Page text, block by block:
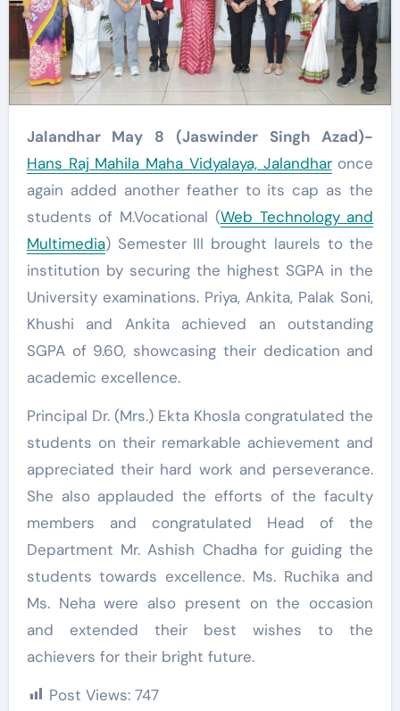
Jalandhar May 8 (Jaswinder Singh Azad)-
Hans Raj Mahila Maha Vidyalaya, Jalandharonce
again added another feather to its cap as the
students of M.Vocational (Web Technology and
Multimedia) Semester III brought laurels to the
institution by securing the highest SGPA in the
University examinations. Priya, Ankita, Palak Soni,
Khushi and Ankita achieved an outstanding
SGPA of 9.60, showcasing their dedication and
academic excellence.
Principal Dr. (Mrs.) Ekta Khosla congratulated the
students on their remarkable achievement and
appreciated their hard work and perseverance.
She also applauded the efforts of the faculty
members and congratulated Head of the
Department Mr. Ashish Chadha for guiding the
students towards excellence. Ms. Ruchika and
Ms. Neha were also present on the occasion
and extended their best wishes to the
achievers for their bright future.
Post Views: 747